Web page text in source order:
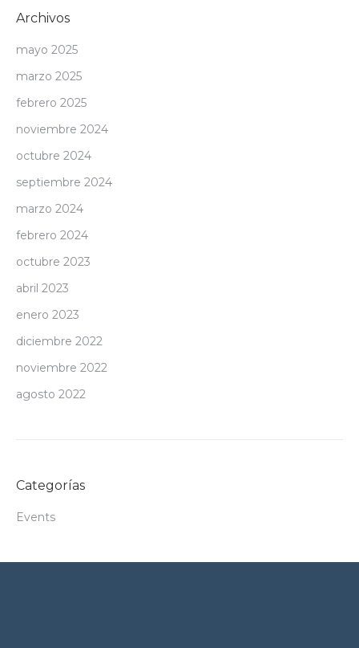
Archivos
mayo 2025
marzo 2025
febrero 2025
noviembre 2024
octubre 2024
septiembre 2024
marzo 2024
febrero 2024
octubre 2023
abril 2023
enero 2023
diciembre 2022
noviembre 2022
agosto 2022
Categorías
Events